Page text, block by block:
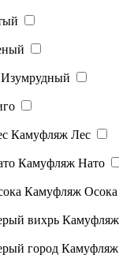
Изумрудный
Камуфляж Лес
Камуфляж Нато
Камуфляж Осока
вихрь
город